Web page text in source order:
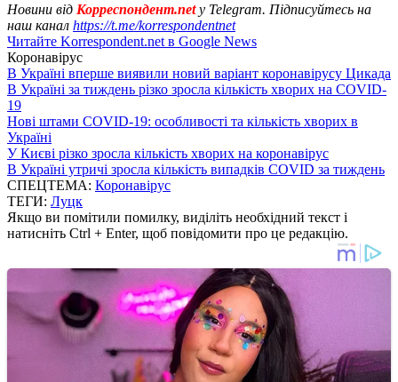
Новини від Корреспондент.netу Telegram. Підписуйтесь на
наш канал https://t.me/korrespondentnet
Читайте Korrespondent.net в Google News
Коронавірус
В Україні вперше виявили новий варіант коронавірусу Цикада
В Україні за тиждень різко зросла кількість хворих на COVID-
19
Нові штами COVID-19: особливості та кількість хворих в
Україні
У Києві різко зросла кількість хворих на коронавірус
В Україні утричі зросла кількість випадків COVID за тиждень
СПЕЦТЕМА: Коронавірус
ТЕГИ: Луцк
Якщо ви помітили помилку, виділіть необхідний текст і
натисніть Ctrl + Enter, щоб повідомити про це редакцію.